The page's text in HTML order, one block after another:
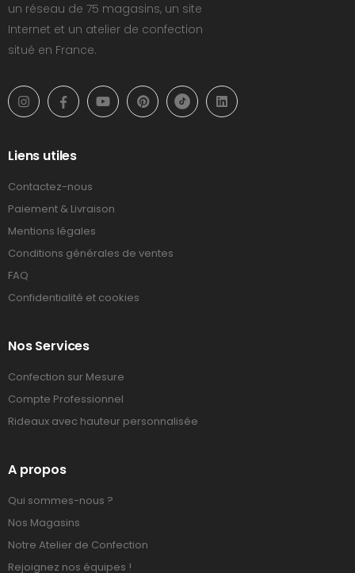
un réseau de 75 magasins, un site
Internet et un atelier de confection
situé en France.
Liens utiles
Contactez-nous
Paiement & Livraison
Mentions légales
Conditions générales de ventes
FAQ
Confidentialité et cookies
Nos Services
Confection sur Mesure
Compte Professionnel
Rideaux avec hauteur personnalisée
A propos
Qui sommes-nous ?
Nos Magasins
Notre Atelier de Confection
Rejoignez nos équipes !